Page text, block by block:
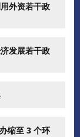
外资若干政
发展若干政
缩至 3 个环